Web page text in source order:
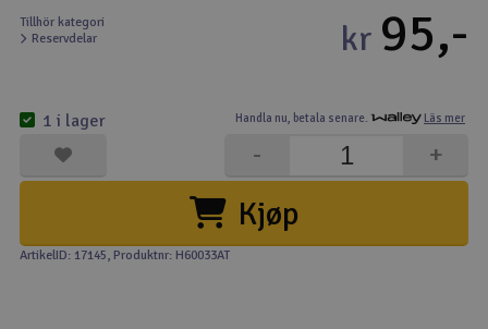
Flygplan
Kamerautrustning
Modellbygg- och byggsatser
Modelljärnväg
Tillhör kategori
Reservdelar
Handla nu, betala senare. Läs mer
kr 95,-
Kjøp
+
-
1 i lager
ArtikelID: 17145, Produktnr: H60033AT